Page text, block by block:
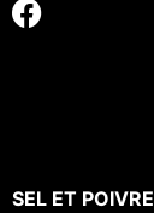
SEL ET POIVRE